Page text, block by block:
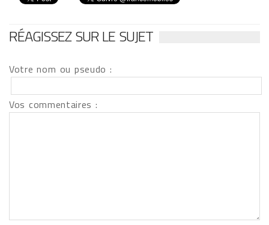
RÉAGISSEZ SUR LE SUJET
Votre nom ou pseudo :
Vos commentaires :